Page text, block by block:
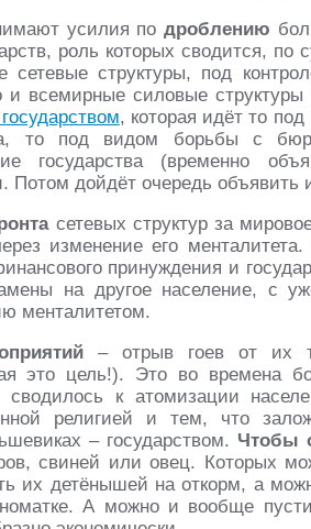
усилия по дроблению
роль которых сводится,
сетевые структуры, под
и всемирные силовые
, которая идёт то
то под видом борьбы с
государства (временно
дойдёт очередь объявить
сетевых структур за
изменение его
принуждения и
на другое население, с
менталитетом.
– отрыв гоев от их
это цель!). Это во времена
к атомизации
религией и тем, что
– государством. Чтобы
свиней или овец. Которых
их детёнышей на откорм, а
А можно и вообще